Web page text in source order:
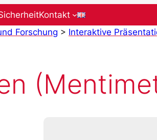
Kontakt
Forschung > Interaktive